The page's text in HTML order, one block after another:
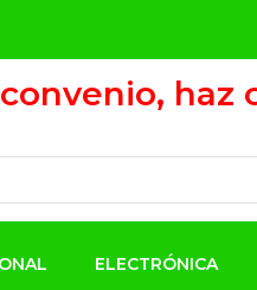
haz
ELECTRÓNICA